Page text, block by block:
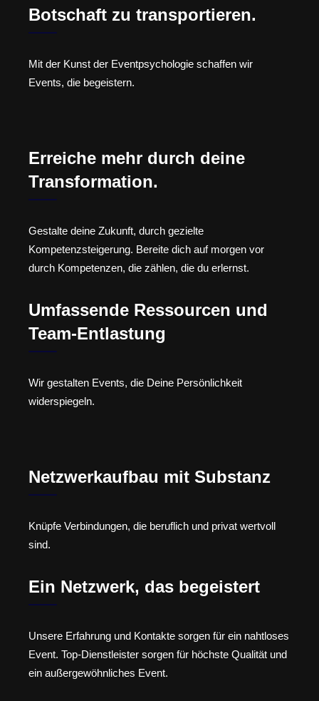
Botschaft zu transportieren.
Mit der Kunst der Eventpsychologie schaffen wir
Events, die begeistern.
Erreiche mehr durch deine
Transformation.
Gestalte deine Zukunft, durch gezielte
Kompetenzsteigerung. Bereite dich auf morgen vor
durch Kompetenzen, die zählen, die du erlernst.
Umfassende Ressourcen und
Team-Entlastung
Wir gestalten Events, die Deine Persönlichkeit
widerspiegeln.
Netzwerkaufbau mit Substanz
Knüpfe Verbindungen, die beruflich und privat wertvoll
sind.
Ein Netzwerk, das begeistert
Unsere Erfahrung und Kontakte sorgen für ein nahtloses
Event. Top-Dienstleister sorgen für höchste Qualität und
ein außergewöhnliches Event.